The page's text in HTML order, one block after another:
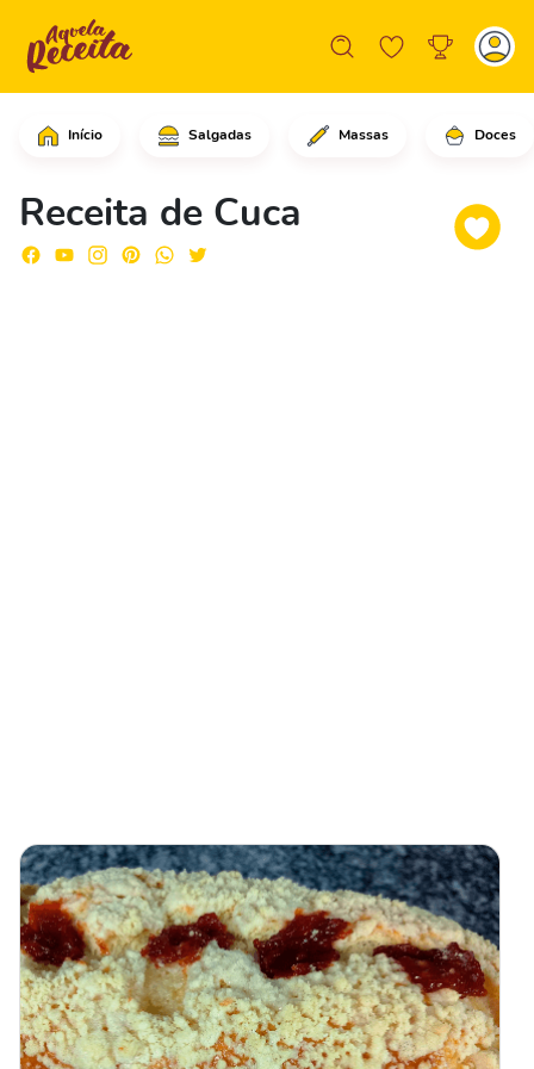
Início Salgadas Massas Doces
Receita de Cuca
Em uma tigela, adicione os ovos e